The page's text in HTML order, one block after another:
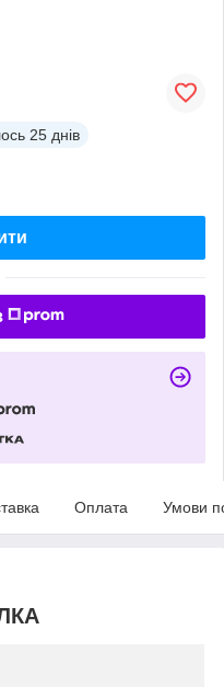
25 днів
Оплата Умови